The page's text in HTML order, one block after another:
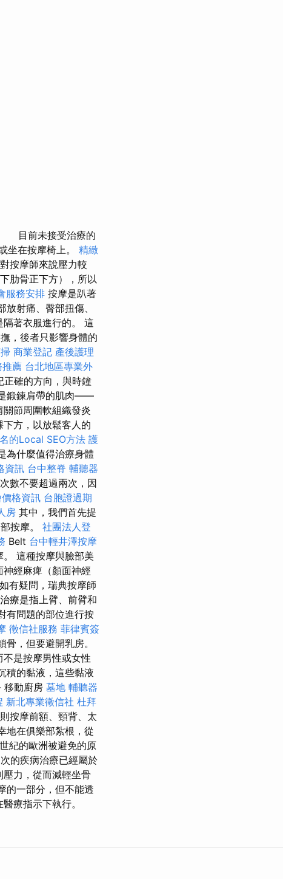
目前未接受治療的
坐在按摩椅上。 精緻
按摩師來說壓力較
肋骨正下方），所以
服務安排 按摩是趴著
射痛、臀部扭傷、
著衣服進行的。 這
，後者只影響身體的
商業登記 產後護理
推薦 台北地區專業外
正確的方向，與時鐘
鍛鍊肩帶的肌肉——
節周圍軟組織發炎
下方，以放鬆客人的
的Local SEO方法 護
為什麼值得治療身體
資訊 台中整脊 輔聽器
數不要超過兩次，因
格資訊 台胞證過期
房 其中，我們首先提
按摩。 社團法人登
Belt 台中輕井澤按摩
這種按摩與臉部美
經麻痺（顏面神經
有疑問，瑞典按摩師
療是指上臂、前臂和
有問題的部位進行按
徵信社服務 菲律賓簽
，但要避開乳房。
是按摩男性或女性
積的黏液，這些黏液
移動廚房 墓地 輔聽器
新北專業徵信社 杜拜
按摩前額、頸背、太
地在俱樂部紮根，從
紀的歐洲被避免的原
的疾病治療已經屬於
力，從而減輕坐骨
的一部分，但不能透
療指示下執行。